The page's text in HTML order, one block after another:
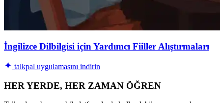
İngilizce Dilbilgisi için Yardımcı Fiiller Alıştırmaları
talkpal uygulamasını indirin
HER YERDE, HER ZAMAN ÖĞREN